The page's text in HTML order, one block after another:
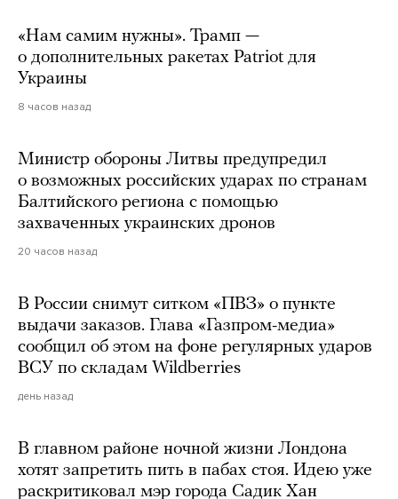
«Нам самим нужны». Трамп —
о дополнительных ракетах Patriot для
Украины
8 часов назад
Министр обороны Литвы предупредил
о возможных российских ударах по странам
Балтийского региона с помощью
захваченных украинских дронов
20 часов назад
В России снимут ситком «ПВЗ» о пункте
выдачи заказов. Глава «Газпром-медиа»
сообщил об этом на фоне регулярных ударов
ВСУ по складам Wildberries
день назад
В главном районе ночной жизни Лондона
хотят запретить пить в пабах стоя. Идею уже
раскритиковал мэр города Садик Хан